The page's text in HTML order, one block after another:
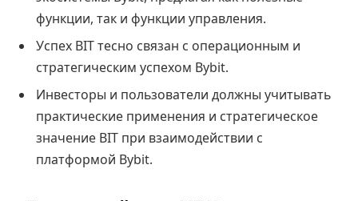
функции, так и функции управления.
Успех BIT тесно связан с операционным и
стратегическим успехом Bybit.
Инвесторы и пользователи должны учитывать
практические применения и стратегическое
значение BIT при взаимодействии с
платформой Bybit.